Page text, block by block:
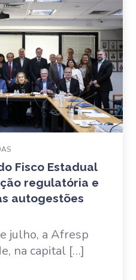
Fisco Estadual
regulatória e
autogestões
julho, a Afresp
na capital […]